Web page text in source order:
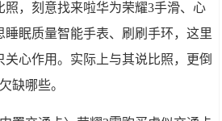
照，刻意找来啦华为荣耀3手滑、心
睡眠质量智能手表、刷刷手环，这里
心作用。实际上与其说比照，更倒
缺哪些。